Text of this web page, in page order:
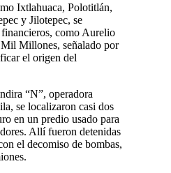
Ixtlahuaca, Polotitlán,
y Jilotepec, se
como Aurelio
Millones, señalado por
el origen del
“N”, operadora
se localizaron casi dos
en un predio usado para
Allí fueron detenidas
el decomiso de bombas,